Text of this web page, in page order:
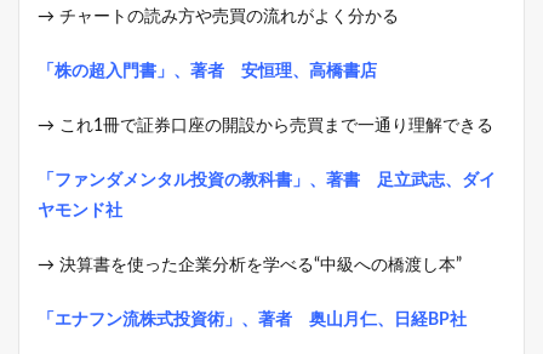
→ チャートの読み方や売買の流れがよく分かる
「株の超入門書」、著者 安恒理、高橋書店
→ これ1冊で証券口座の開設から売買まで一通り理解できる
「ファンダメンタル投資の教科書」、著書 足立武志、ダイ
ヤモンド社
→ 決算書を使った企業分析を学べる“中級への橋渡し本”
「エナフン流株式投資術」、著者 奥山月仁、日経BP社